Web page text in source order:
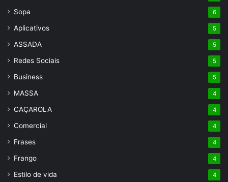
Sopa 6
Aplicativos 5
ASSADA 5
Redes Sociais 5
Business 5
MASSA 4
CAÇAROLA 4
Comercial 4
Frases 4
Frango 4
Estilo de vida 4